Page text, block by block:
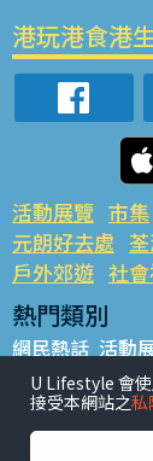
港玩港食港
活動展覽 市集
元朗好去處
戶外郊遊 社
熱門類別
網民熱話 活動
銅鑼灣好去處
餐廳情報 戶外
熱門標籤
U Lifestyle 會
接受本網站之私